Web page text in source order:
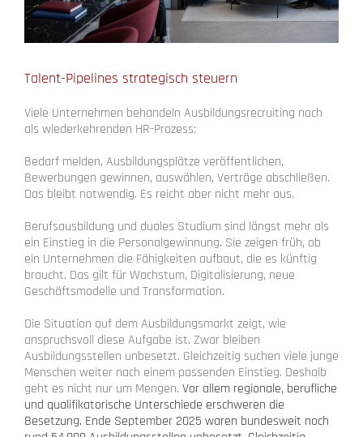
Talent-Pipelines strategisch steuern
Viele Unternehmen behandeln Ausbildungsrecruiting noch
als wiederkehrenden HR-Prozess:
Bedarf melden, Ausbildungsplätze veröffentlichen,
Bewerbungen gewinnen, auswählen, Verträge abschließen.
Das bleibt notwendig. Es reicht aber nicht mehr aus.
Berufsausbildung und duales Studium sind längst mehr als
ein Einstieg in die Personalgewinnung. Sie zeigen früh, ob
ein Unternehmen die Fähigkeiten aufbaut, die es künftig
braucht. Das gilt für Wachstum, Digitalisierung, neue
Geschäftsmodelle und Transformation.
Die Situation auf dem Ausbildungsmarkt zeigt, wie
anspruchsvoll diese Aufgabe ist. Zwar bleiben
Ausbildungsstellen unbesetzt. Gleichzeitig suchen viele junge
Menschen weiter nach einem passenden Einstieg. Deshalb
geht es nicht nur um Mengen. Vor allem regionale, berufliche
und qualifikatorische Unterschiede erschweren die
Besetzung. Ende September 2025 waren bundesweit noch